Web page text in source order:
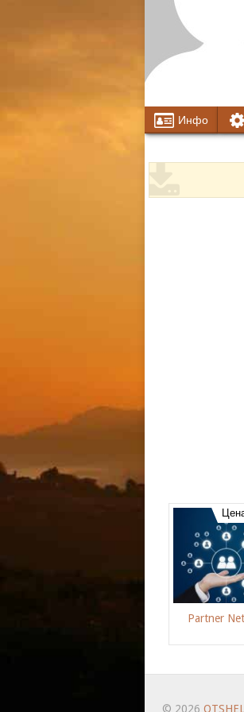
Инфо
Partner
© 2026